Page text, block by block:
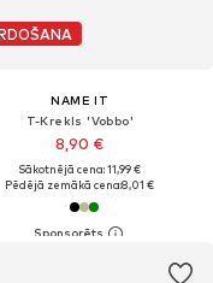
NAME IT
T-Krekls 'Vobbo'
8,90 €
Sākotnējā cena: 11,99 €
Pēdējā zemākā cena:8,01 €